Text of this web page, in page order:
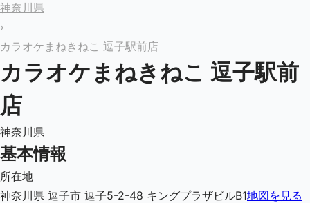
神奈川県
›
カラオケまねきねこ 逗子駅前店
カラオケまねきねこ 逗子駅前
店
神奈川県
基本情報
所在地
神奈川県 逗子市 逗子5-2-48 キングプラザビルB1地図を見る